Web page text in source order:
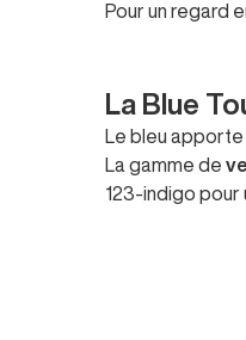
Pour un regard
La Blue
Le bleu
La gamme de
123-indigo pour